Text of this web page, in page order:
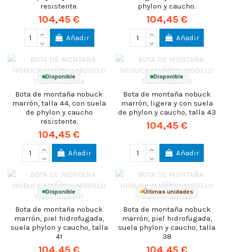
resistente.
104,45 €
Añadir
phylon y caucho.
104,45 €
Añadir
Disponible
Bota de montaña nobuck
marrón, talla 44, con suela
de phylon y caucho
resistente.
104,45 €
Añadir
Disponible
Bota de montaña nobuck
marrón, ligera y con suela
de phylon y caucho, talla 43
104,45 €
Añadir
Disponible
Bota de montaña nobuck
marrón, piel hidrofugada,
suela phylon y caucho, talla
41
104,45 €
Últimas unidades
Bota de montaña nobuck
marrón, piel hidrofugada,
suela phylon y caucho, talla
38
104,45 €